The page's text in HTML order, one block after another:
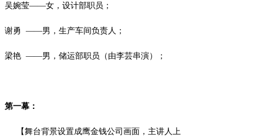
吴婉莹——女，设计部职员；
谢勇 ——男，生产车间负责人；
梁艳 ——男，储运部职员（由李芸串演）；
第一幕：
【舞台背景设置成鹰金钱公司画面，主讲人上